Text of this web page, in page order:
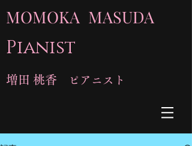
MOMOKA MASUDA
Pianist
増田 桃香 ピアニスト